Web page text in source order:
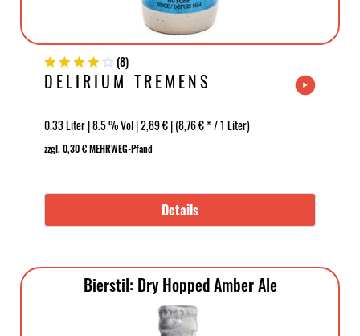
(8)
DELIRIUM TREMENS
0.33 Liter | 8.5 % Vol | 2,89 € | (8,76 € * / 1 Liter)
zzgl. 0,30 € MEHRWEG-Pfand
Details
Bierstil: Dry Hopped Amber Ale